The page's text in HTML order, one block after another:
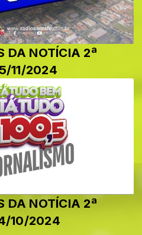
DA NOTÍCIA 2ª
-- 05/11/2024
DA NOTÍCIA 2ª
-- 24/10/2024